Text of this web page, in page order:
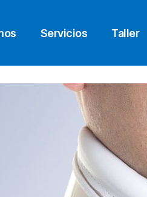
Servicios Taller